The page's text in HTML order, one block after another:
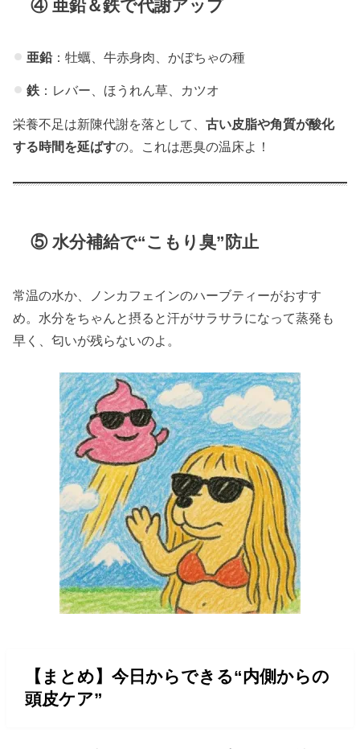
④ 亜鉛＆鉄で代謝アップ
亜鉛：牡蠣、牛赤身肉、かぼちゃの種
鉄：レバー、ほうれん草、カツオ
栄養不足は新陳代謝を落として、古い皮脂や角質が酸化
する時間を延ばすの。これは悪臭の温床よ！
⑤ 水分補給で“こもり臭”防止
常温の水か、ノンカフェインのハーブティーがおすす
め。水分をちゃんと摂ると汗がサラサラになって蒸発も
早く、匂いが残らないのよ。
【まとめ】今日からできる“内側からの
頭皮ケア”